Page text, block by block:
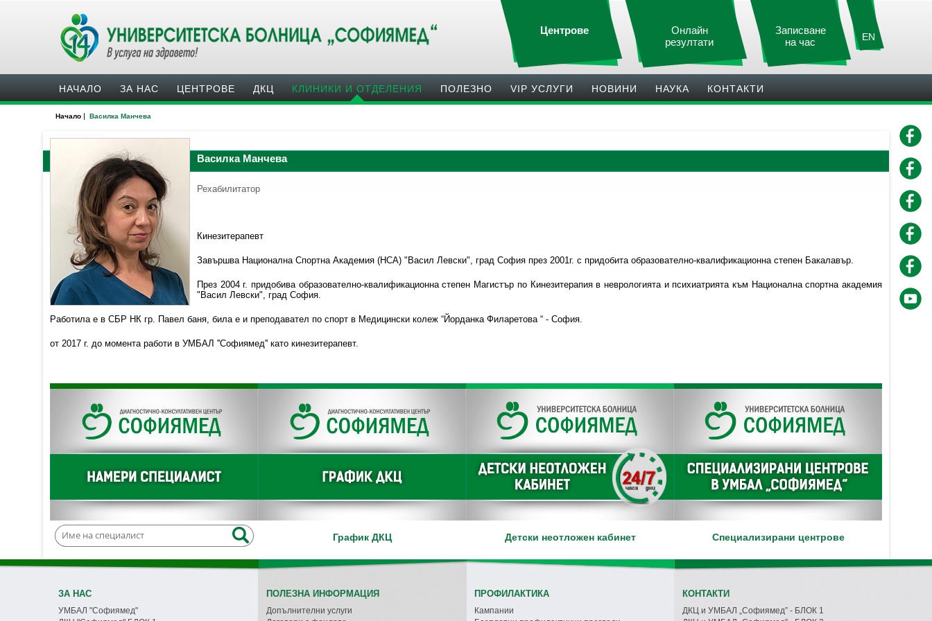
EN
Записване
на час
Онлайн
резултати
Центрове
НАЧАЛО ЗА НАС ЦЕНТРОВЕ ДКЦ КЛИНИКИ И ОТДЕЛЕНИЯ ПОЛЕЗНO VIP УСЛУГИ НОВИНИ НАУКА КОНТАКТИ
Начало | Василка Манчева
Василка Манчева
Рехабилитатор
Кинезитерапевт
Завършва Национална Спортна Академия (НСА) "Васил Левски", град София през 2001г. с придобита образователно-квалификационна степен Бакалавър.
През 2004 г. придобива образователно-квалификационна степен Магистър по Кинезитерапия в неврологията и психиатрията към Национална спортна академия
"Васил Левски", град София.
Работила e в СБР НК гр. Павел баня, била е и преподавател по спорт в Медицински колеж “Йорданка Филаретова “ - София.
от 2017 г. до момента работи в УМБАЛ ''Софиямед'' като кинезитерапевт.
График ДКЦ Детски неотложен кабинет Специализирани центрове
ЗА НАС
УМБАЛ "Софиямед"
ПОЛЕЗНА ИНФОРМАЦИЯ
Допълнителни услуги
ПРОФИЛАКТИКА
Кампании
КОНТАКТИ
ДКЦ и УМБАЛ „Софиямед” - БЛОК 1